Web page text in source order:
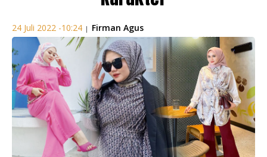
24 Juli 2022 -10:24 | Firman Agus